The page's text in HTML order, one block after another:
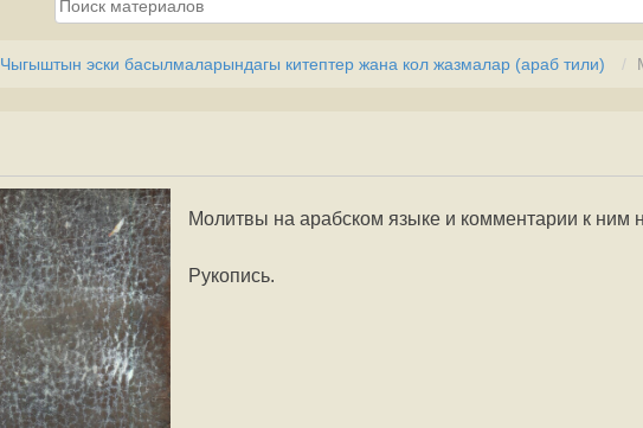
Чыгыштын эски басылмаларындагы китептер жана кол жазмалар (араб тили)
Молитвы на арабском языке и комментарии к ним
Рукопись.